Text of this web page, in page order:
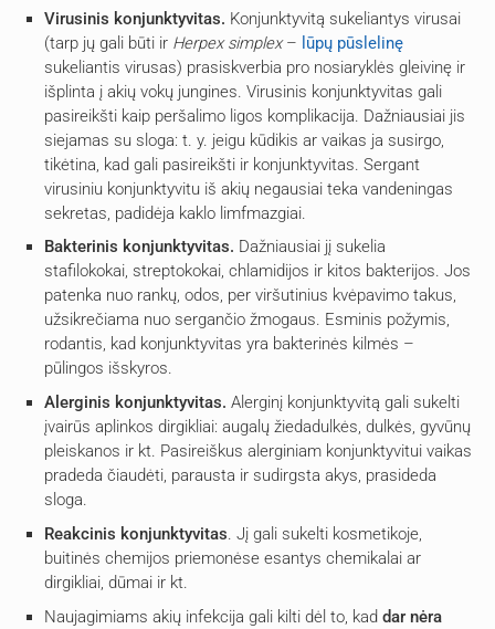
Virusinis konjunktyvitas. Konjunktyvitą sukeliantys virusai
(tarp jų gali būti ir Herpex simplex– lūpų pūslelinę
sukeliantis virusas) prasiskverbia pro nosiaryklės gleivinę ir
išplinta į akių vokų jungines. Virusinis konjunktyvitas gali
pasireikšti kaip peršalimo ligos komplikacija. Dažniausiai jis
siejamas su sloga: t. y. jeigu kūdikis ar vaikas ja susirgo,
tikėtina, kad gali pasireikšti ir konjunktyvitas. Sergant
virusiniu konjunktyvitu iš akių negausiai teka vandeningas
sekretas, padidėja kaklo limfmazgiai.
Bakterinis konjunktyvitas. Dažniausiai jį sukelia
stafilokokai, streptokokai, chlamidijos ir kitos bakterijos. Jos
patenka nuo rankų, odos, per viršutinius kvėpavimo takus,
užsikrečiama nuo sergančio žmogaus. Esminis požymis,
rodantis, kad konjunktyvitas yra bakterinės kilmės –
pūlingos išskyros.
Alerginis konjunktyvitas. Alerginį konjunktyvitą gali sukelti
įvairūs aplinkos dirgikliai: augalų žiedadulkės, dulkės, gyvūnų
pleiskanos ir kt. Pasireiškus alerginiam konjunktyvitui vaikas
pradeda čiaudėti, parausta ir sudirgsta akys, prasideda
sloga.
Reakcinis konjunktyvitas. Jį gali sukelti kosmetikoje,
buitinės chemijos priemonėse esantys chemikalai ar
dirgikliai, dūmai ir kt.
Naujagimiams akių infekcija gali kilti dėl to, kad dar nėra